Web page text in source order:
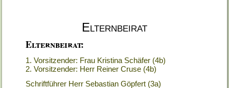
Elternbeirat
Elternbeirat:
1. Vorsitzender: Frau Kristina Schäfer (4b)
2. Vorsitzender: Herr Reiner Cruse (4b)
Schriftführer Herr Sebastian Göpfert (3a)